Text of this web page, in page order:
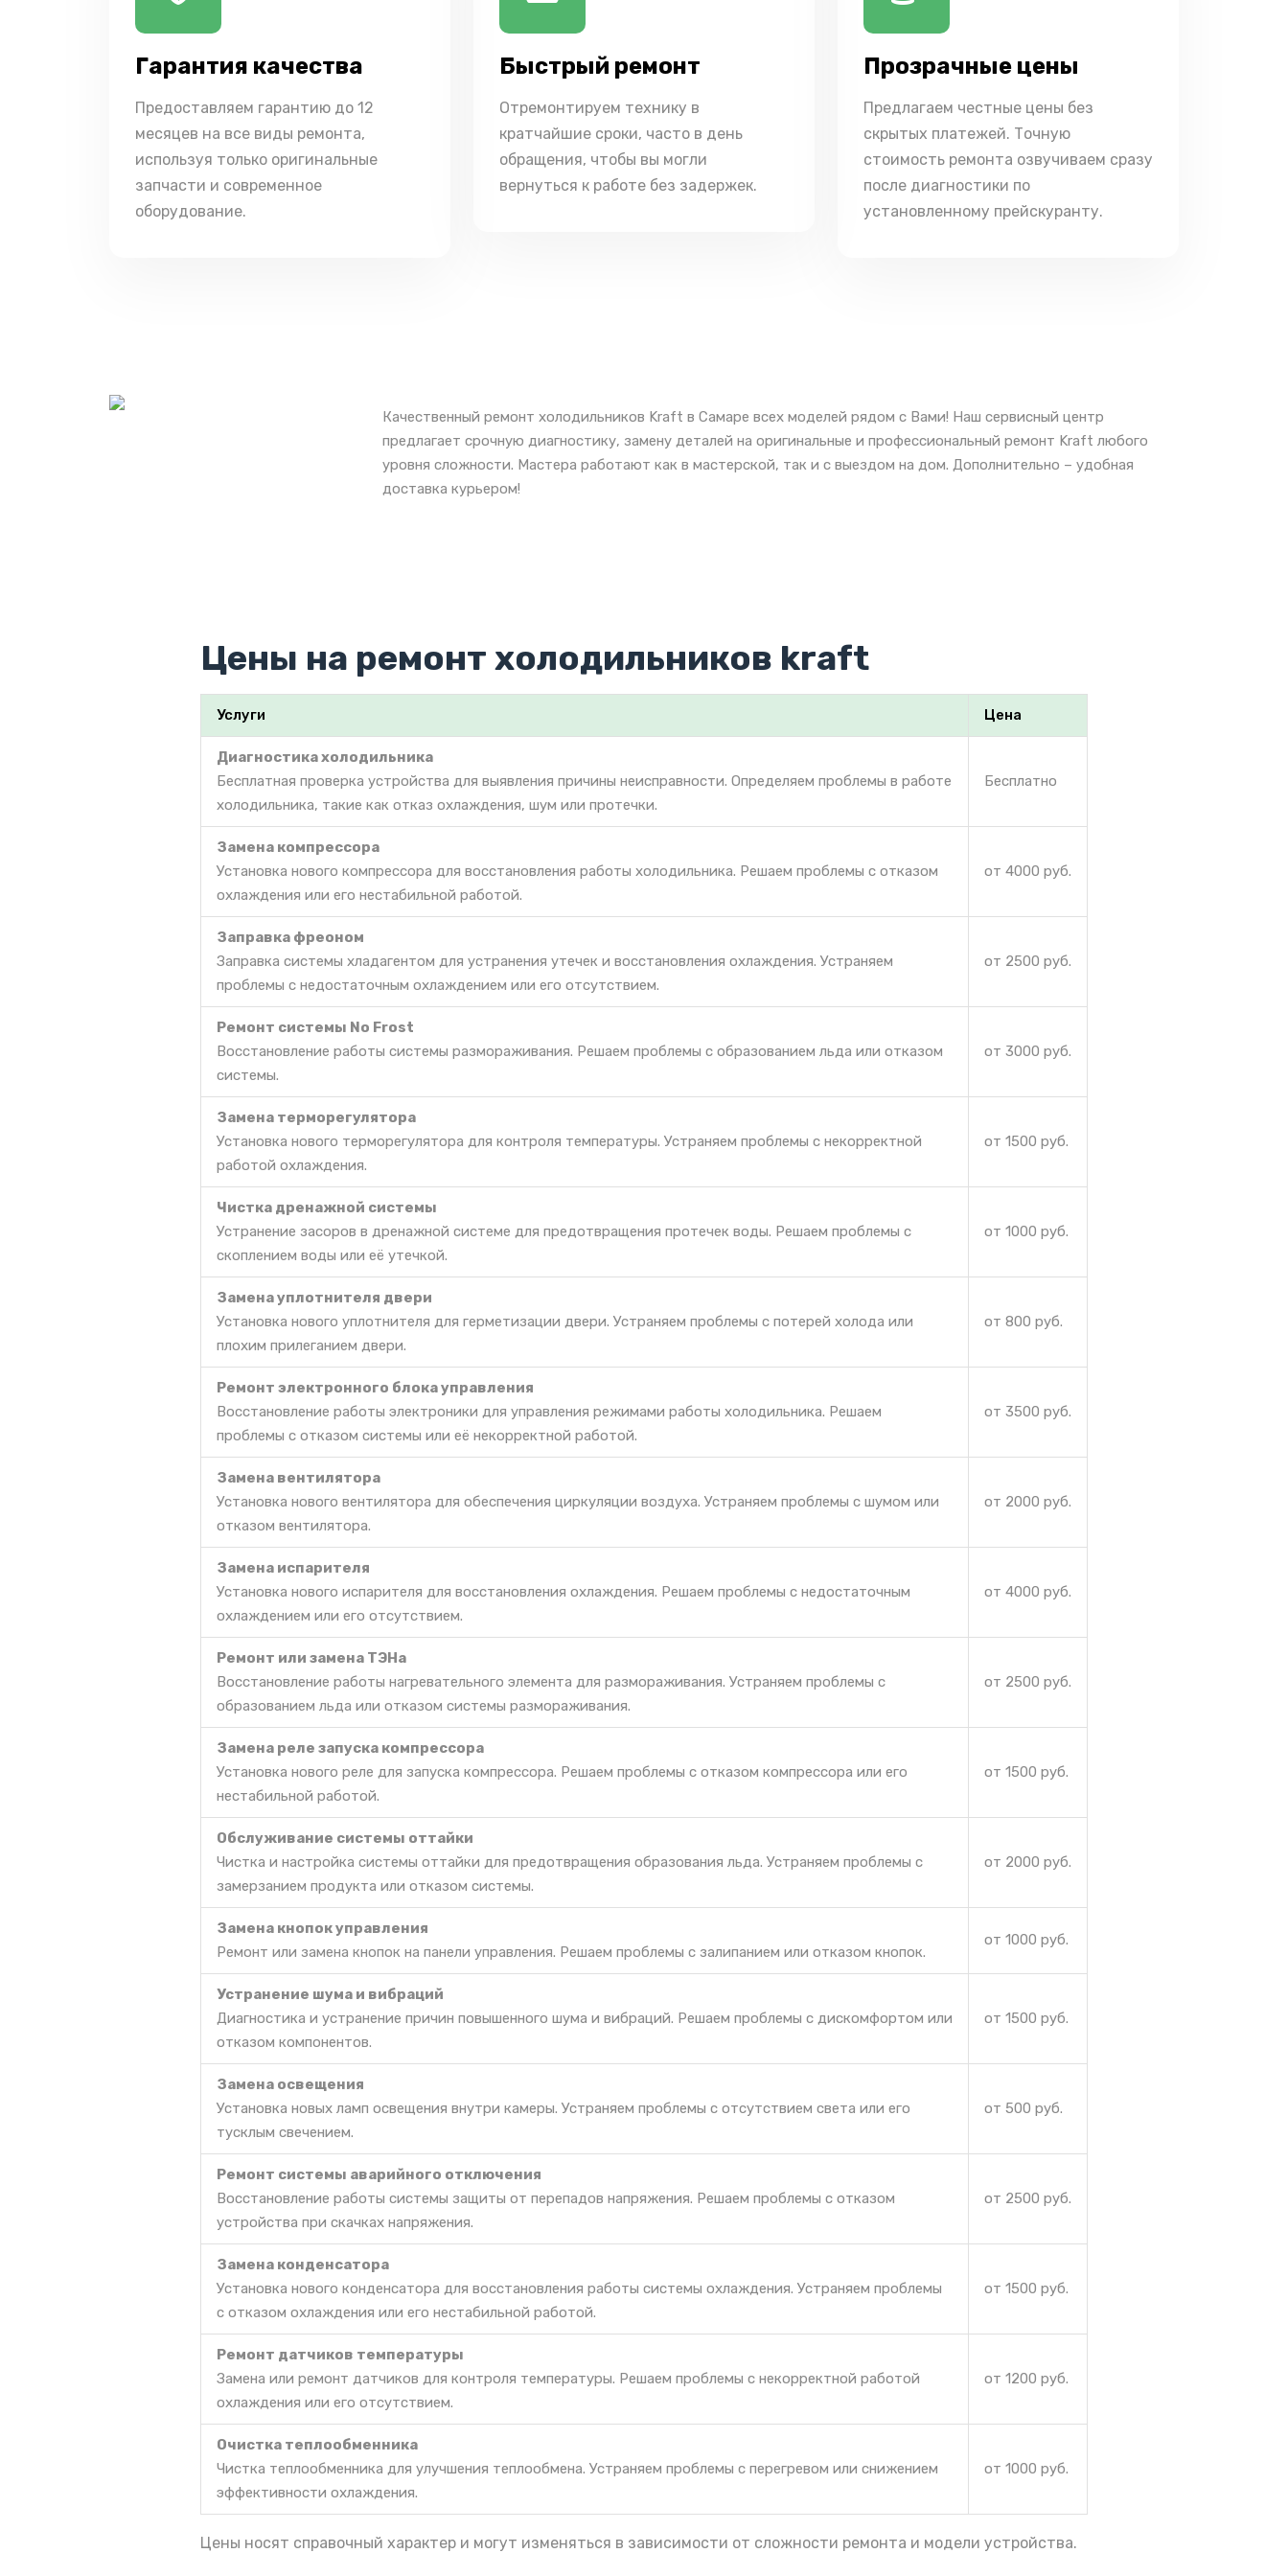
Гарантия качества
Предоставляем гарантию до 12
месяцев на все виды ремонта,
используя только оригинальные
запчасти и современное
оборудование.
Быстрый ремонт
Отремонтируем технику в
кратчайшие сроки, часто в день
обращения, чтобы вы могли
вернуться к работе без задержек.
Прозрачные цены
Предлагаем честные цены без
скрытых платежей. Точную
стоимость ремонта озвучиваем сразу
после диагностики по
установленному прейскуранту.
Качественный ремонт холодильников Kraft в Самаре всех моделей рядом с Вами! Наш сервисный центр
предлагает срочную диагностику, замену деталей на оригинальные и профессиональный ремонт Kraft любого
уровня сложности. Мастера работают как в мастерской, так и с выездом на дом. Дополнительно – удобная
доставка курьером!
Цены на ремонт холодильников kraft
Услуги Цена
Диагностика холодильника
Бесплатная проверка устройства для выявления причины неисправности. Определяем проблемы в работе
холодильника, такие как отказ охлаждения, шум или протечки.
Бесплатно
Замена компрессора
Установка нового компрессора для восстановления работы холодильника. Решаем проблемы с отказом
охлаждения или его нестабильной работой.
от 4000 руб.
Заправка фреоном
Заправка системы хладагентом для устранения утечек и восстановления охлаждения. Устраняем
проблемы с недостаточным охлаждением или его отсутствием.
от 2500 руб.
Ремонт системы No Frost
Восстановление работы системы размораживания. Решаем проблемы с образованием льда или отказом
системы.
от 3000 руб.
Замена терморегулятора
Установка нового терморегулятора для контроля температуры. Устраняем проблемы с некорректной
работой охлаждения.
от 1500 руб.
Чистка дренажной системы
Устранение засоров в дренажной системе для предотвращения протечек воды. Решаем проблемы с
скоплением воды или её утечкой.
от 1000 руб.
Замена уплотнителя двери
Установка нового уплотнителя для герметизации двери. Устраняем проблемы с потерей холода или
плохим прилеганием двери.
от 800 руб.
Ремонт электронного блока управления
Восстановление работы электроники для управления режимами работы холодильника. Решаем
проблемы с отказом системы или её некорректной работой.
от 3500 руб.
Замена вентилятора
Установка нового вентилятора для обеспечения циркуляции воздуха. Устраняем проблемы с шумом или
отказом вентилятора.
от 2000 руб.
Замена испарителя
Установка нового испарителя для восстановления охлаждения. Решаем проблемы с недостаточным
охлаждением или его отсутствием.
от 4000 руб.
Ремонт или замена ТЭНа
Восстановление работы нагревательного элемента для размораживания. Устраняем проблемы с
образованием льда или отказом системы размораживания.
от 2500 руб.
Замена реле запуска компрессора
Установка нового реле для запуска компрессора. Решаем проблемы с отказом компрессора или его
нестабильной работой.
от 1500 руб.
Обслуживание системы оттайки
Чистка и настройка системы оттайки для предотвращения образования льда. Устраняем проблемы с
замерзанием продукта или отказом системы.
от 2000 руб.
Замена кнопок управления
Ремонт или замена кнопок на панели управления. Решаем проблемы с залипанием или отказом кнопок.
от 1000 руб.
Устранение шума и вибраций
Диагностика и устранение причин повышенного шума и вибраций. Решаем проблемы с дискомфортом или
отказом компонентов.
от 1500 руб.
Замена освещения
Установка новых ламп освещения внутри камеры. Устраняем проблемы с отсутствием света или его
тусклым свечением.
от 500 руб.
Ремонт системы аварийного отключения
Восстановление работы системы защиты от перепадов напряжения. Решаем проблемы с отказом
устройства при скачках напряжения.
от 2500 руб.
Замена конденсатора
Установка нового конденсатора для восстановления работы системы охлаждения. Устраняем проблемы
с отказом охлаждения или его нестабильной работой.
от 1500 руб.
Ремонт датчиков температуры
Замена или ремонт датчиков для контроля температуры. Решаем проблемы с некорректной работой
охлаждения или его отсутствием.
от 1200 руб.
Очистка теплообменника
Чистка теплообменника для улучшения теплообмена. Устраняем проблемы с перегревом или снижением
эффективности охлаждения.
от 1000 руб.
Цены носят справочный характер и могут изменяться в зависимости от сложности ремонта и модели устройства.